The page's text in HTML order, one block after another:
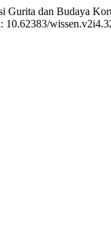
Gurita dan Budaya
10.62383/